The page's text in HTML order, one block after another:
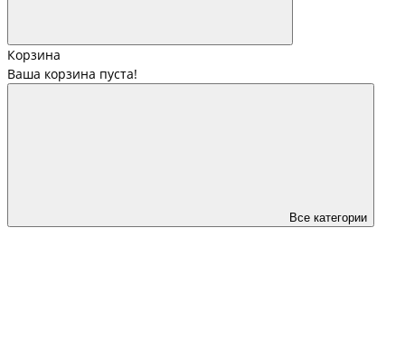
Корзина
Ваша корзина пуста!
Все категории